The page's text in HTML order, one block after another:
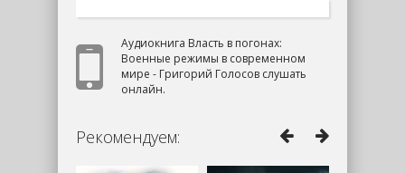
Аудиокнига Власть в погонах:
Военные режимы в современном
мире - Григорий Голосов слушать
онлайн.
Рекомендуем: